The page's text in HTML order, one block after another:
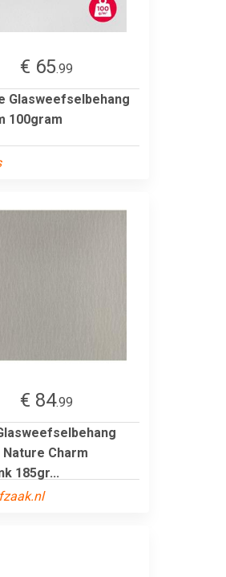
€ 65.99
Glasweefselbehang
100gram
€ 84.99
Charm
185gr...